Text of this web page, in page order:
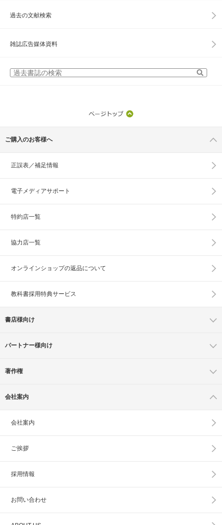
過去の文献検索
雑誌広告媒体資料
ご購入のお客様へ
正誤表／補足情報
電子メディアサポート
特約店一覧
協力店一覧
オンラインショップの返品について
教科書採用特典サービス
書店様向け
パートナー様向け
著作権
会社案内
会社案内
ご挨拶
採用情報
お問い合わせ